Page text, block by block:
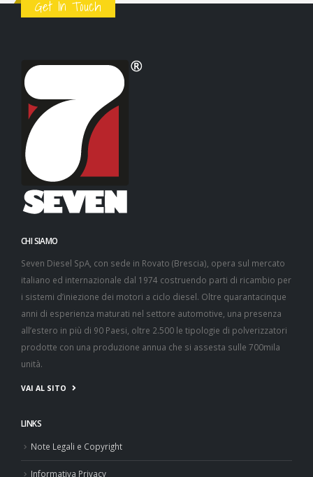
Get In Touch
CHI SIAMO
Seven Diesel SpA, con sede in Rovato (Brescia), opera sul mercato
italiano ed internazionale dal 1974 costruendo parti di ricambio per
i sistemi d’iniezione dei motori a ciclo diesel. Oltre quarantacinque
anni di esperienza maturati nel settore automotive, una presenza
all’estero in più di 90 Paesi, oltre 2.500 le tipologie di polverizzatori
prodotte con una produzione annua che si assesta sulle 700mila
unità.
VAI AL SITO
LINKS
Note Legali e Copyright
Informativa Privacy